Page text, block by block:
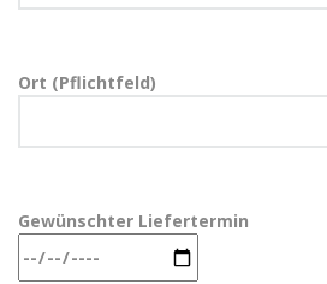
Ort (Pflichtfeld)
Gewünschter Liefertermin